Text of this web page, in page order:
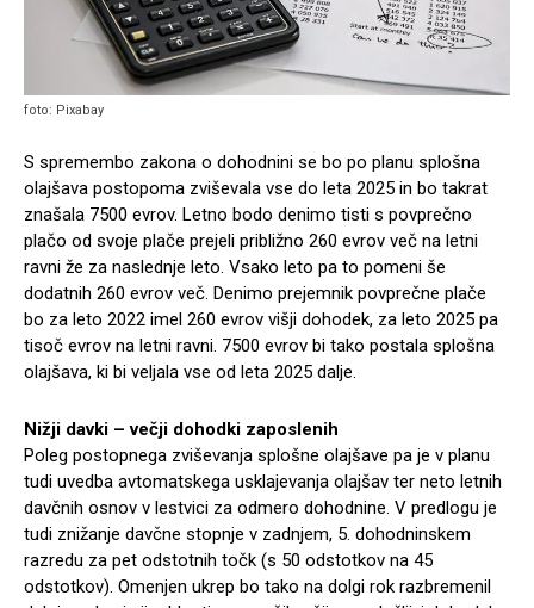
foto: Pixabay
S spremembo zakona o dohodnini se bo po planu splošna
olajšava postopoma zviševala vse do leta 2025 in bo takrat
znašala 7500 evrov. Letno bodo denimo tisti s povprečno
plačo od svoje plače prejeli približno 260 evrov več na letni
ravni že za naslednje leto. Vsako leto pa to pomeni še
dodatnih 260 evrov več. Denimo prejemnik povprečne plače
bo za leto 2022 imel 260 evrov višji dohodek, za leto 2025 pa
tisoč evrov na letni ravni. 7500 evrov bi tako postala splošna
olajšava, ki bi veljala vse od leta 2025 dalje.
Nižji davki – večji dohodki zaposlenih
Poleg postopnega zviševanja splošne olajšave pa je v planu
tudi uvedba avtomatskega usklajevanja olajšav ter neto letnih
davčnih osnov v lestvici za odmero dohodnine. V predlogu je
tudi znižanje davčne stopnje v zadnjem, 5. dohodninskem
razredu za pet odstotnih točk (s 50 odstotkov na 45
odstotkov). Omenjen ukrep bo tako na dolgi rok razbremenil